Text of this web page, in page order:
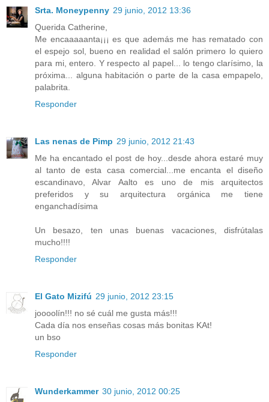
Srta. Moneypenny 29 junio, 2012 13:36
Querida Catherine,
Me encaaaaanta¡¡¡ es que además me has rematado con
el espejo sol, bueno en realidad el salón primero lo quiero
para mi, entero. Y respecto al papel... lo tengo clarísimo, la
próxima... alguna habitación o parte de la casa empapelo,
palabrita.
Responder
Las nenas de Pimp 29 junio, 2012 21:43
Me ha encantado el post de hoy...desde ahora estaré muy
al tanto de esta casa comercial...me encanta el diseño
escandinavo, Alvar Aalto es uno de mis arquitectos
preferidos y su arquitectura orgánica me tiene
enganchadísima
Un besazo, ten unas buenas vacaciones, disfrútalas
mucho!!!!
Responder
El Gato Mizifú 29 junio, 2012 23:15
joooolín!!! no sé cuál me gusta más!!!
Cada día nos enseñas cosas más bonitas KAt!
un bso
Responder
Wunderkammer 30 junio, 2012 00:25